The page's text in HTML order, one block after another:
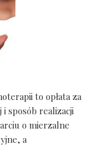
to opłata za
sposób realizacji
o mierzalne
a